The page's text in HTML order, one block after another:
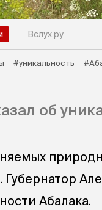
Вслух.ру
#уникальность
об
Губернатор
Абалака.